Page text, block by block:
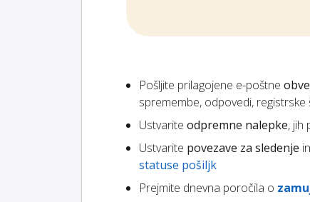
Pošljite prilagojene e-poštne
spremembe, odpovedi, registrske
Ustvarite odpremne nalepke, jih
Ustvarite povezave za sledenje
statuse pošiljk
Prejmite dnevna poročila o